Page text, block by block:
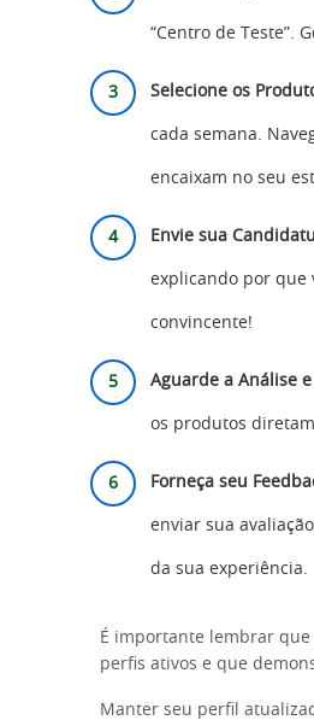
“Centro de Teste”.
Selecione os
cada semana.
encaixam no seu
Envie sua
explicando por que
convincente!
Aguarde a Análise
os produtos
Forneça seu
enviar sua
da sua experiência.
É importante lembrar que
perfis ativos e que
Manter seu perfil